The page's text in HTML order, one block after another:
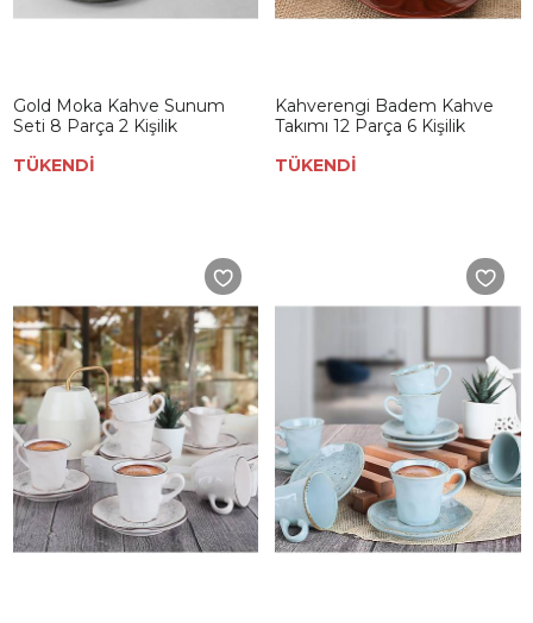
Gold Moka Kahve Sunum
Seti 8 Parça 2 Kişilik
TÜKENDİ
Kahverengi Badem Kahve
Takımı 12 Parça 6 Kişilik
TÜKENDİ